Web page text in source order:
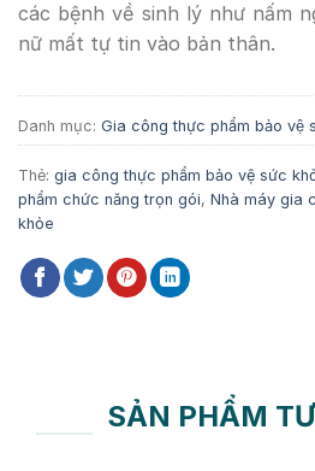
các bệnh về sinh lý như nấm
nữ mất tự tin vào bản thân.
Danh mục: Gia công thực phẩm bảo vệ
Thẻ: gia công thực phẩm bảo vệ sức
phẩm chức năng trọn gói, Nhà máy gia
khỏe
SẢN PHẨM